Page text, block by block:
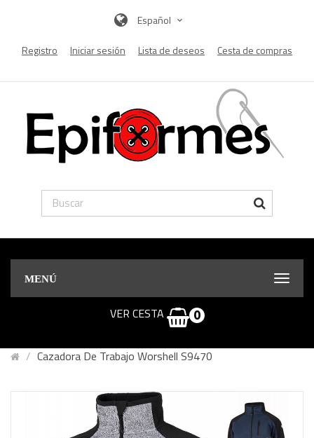
Español
Registro Iniciar sesión Lista de deseos Cesta de compras
MENÚ
VER CESTA 0
Cazadora De Trabajo Worshell S9470